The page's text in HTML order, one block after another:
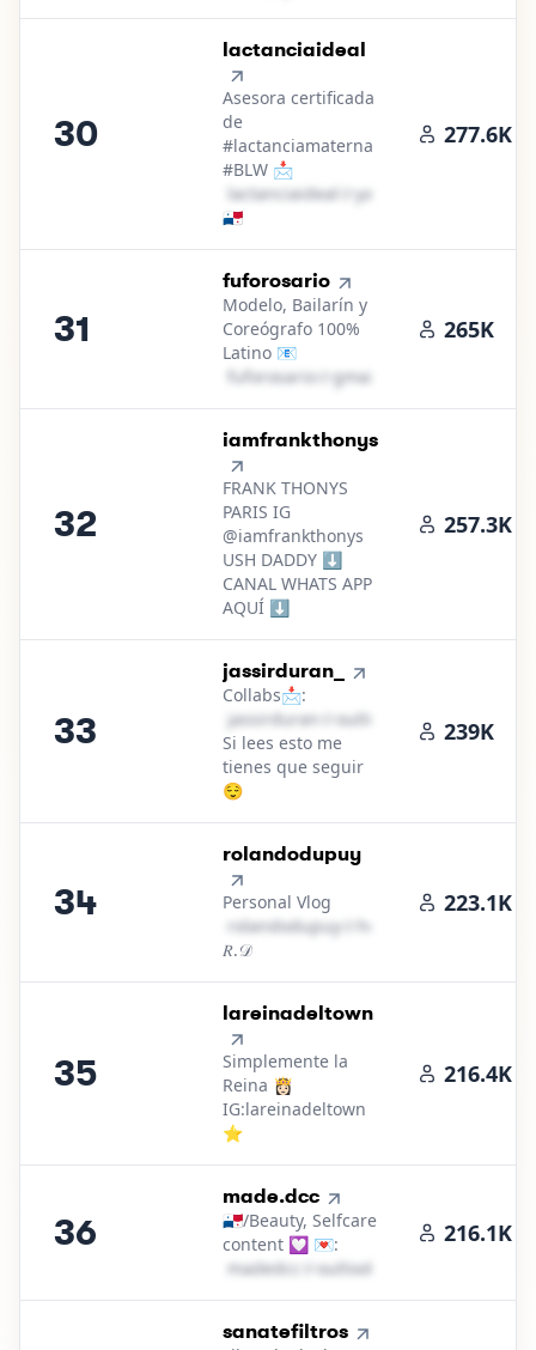
30
30.
lactanciaideal
Asesora certificada
de
#lactanciamaterna
#BLW 📩
l​a​c​t​a​n​c​i​a​i​d​e​a​l​
yahoo․cοm
🇵🇦
277.6K
31
31.
fuforosario
Modelo, Bailarín y
Coreógrafo 100%
Latino 📧
f​u​f​o​r​o​s​a​r​i​o​＠ gmail․cοm
265K
32
32.
iamfrankthonys
FRANK THONYS
PARIS IG
@iamfrankthonys
USH DADDY ⬇️
CANAL WHATS APP
AQUÍ ⬇️
257.3K
33
33.
jassirduran_
Collabs📩:
j​a​s​s​i​r​d​u​r​a​n​
outlook․cοm
Si lees esto me
tienes que seguir
😌
239K
34
34.
rolandodupuy
Personal Vlog
r​o​l​a​n​d​o​d​u​p​u​y​
hotmail․cοm
𝑅.𝒟
223.1K
35
35.
lareinadeltown
Simplemente la
Reina 👸🏻
IG:lareinadeltown
⭐️
216.4K
36
36.
made.dcc
🇵🇦/Beauty, Selfcare
content 💟 💌:
m​a​d​e​d​c​c​
outlook․cοm
216.1K
37.
sanatefiltros